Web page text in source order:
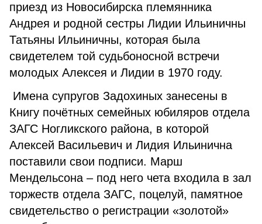
приезд из Новосибирска племянника
Андрея и родной сестры Лидии Ильиничны
Татьяны Ильиничны, которая была
свидетелем той судьбоносной встречи
молодых Алексея и Лидии в 1970 году.
Имена супругов Задохиных занесены в
Книгу почётных семейных юбиляров отдела
ЗАГС Ногликского района, в которой
Алексей Васильевич и Лидия Ильинична
поставили свои подписи. Марш
Мендельсона – под него чета входила в зал
торжеств отдела ЗАГС, поцелуй, памятное
свидетельство о регистрации «золотой»